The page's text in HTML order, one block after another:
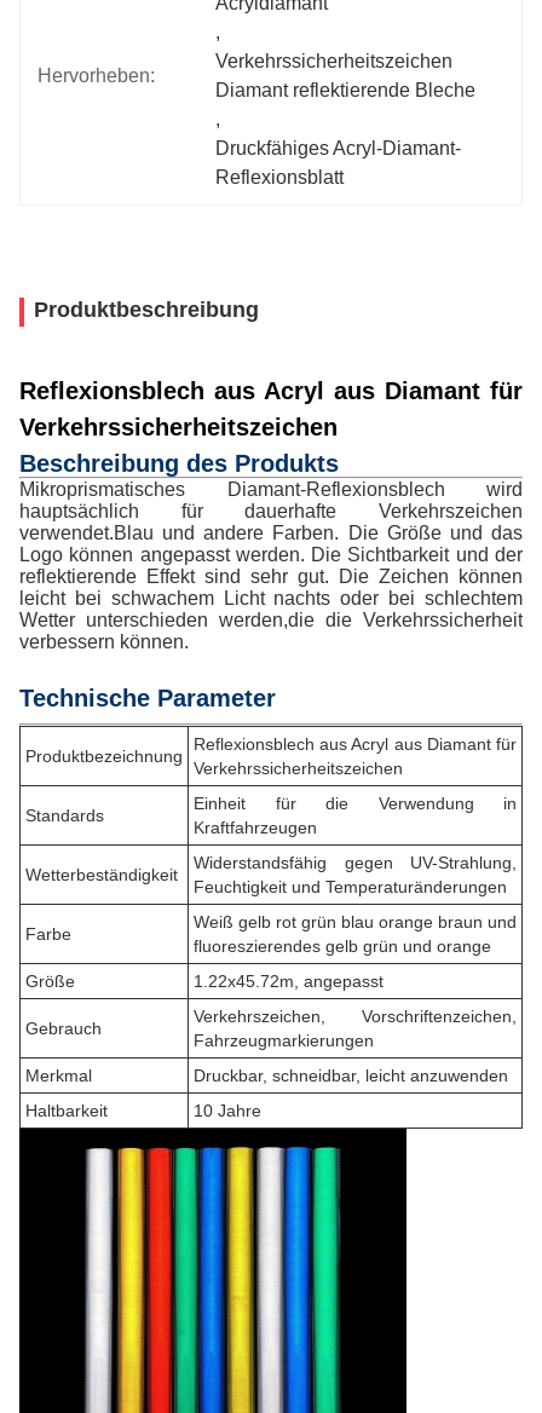
Hervorheben:
,
Verkehrssicherheitszeichen
Diamant reflektierende Bleche
,
Druckfähiges Acryl-Diamant-
Reflexionsblatt
Produktbeschreibung
Reflexionsblech aus Acryl aus Diamant für
Verkehrssicherheitszeichen
Beschreibung des Produkts
Mikroprismatisches Diamant-Reflexionsblech wird
hauptsächlich für dauerhafte Verkehrszeichen
verwendet.Blau und andere Farben. Die Größe und das
Logo können angepasst werden. Die Sichtbarkeit und der
reflektierende Effekt sind sehr gut. Die Zeichen können
leicht bei schwachem Licht nachts oder bei schlechtem
Wetter unterschieden werden,die die Verkehrssicherheit
verbessern können.
Technische Parameter
Produktbezeichnung
Reflexionsblech aus Acryl aus Diamant für
Verkehrssicherheitszeichen
Standards
Einheit für die Verwendung in
Kraftfahrzeugen
Wetterbeständigkeit
Widerstandsfähig gegen UV-Strahlung,
Feuchtigkeit und Temperaturänderungen
Farbe
Weiß gelb rot grün blau orange braun und
fluoreszierendes gelb grün und orange
Größe
1.22x45.72m, angepasst
Gebrauch
Verkehrszeichen, Vorschriftenzeichen,
Fahrzeugmarkierungen
Merkmal
Druckbar, schneidbar, leicht anzuwenden
Haltbarkeit
10 Jahre